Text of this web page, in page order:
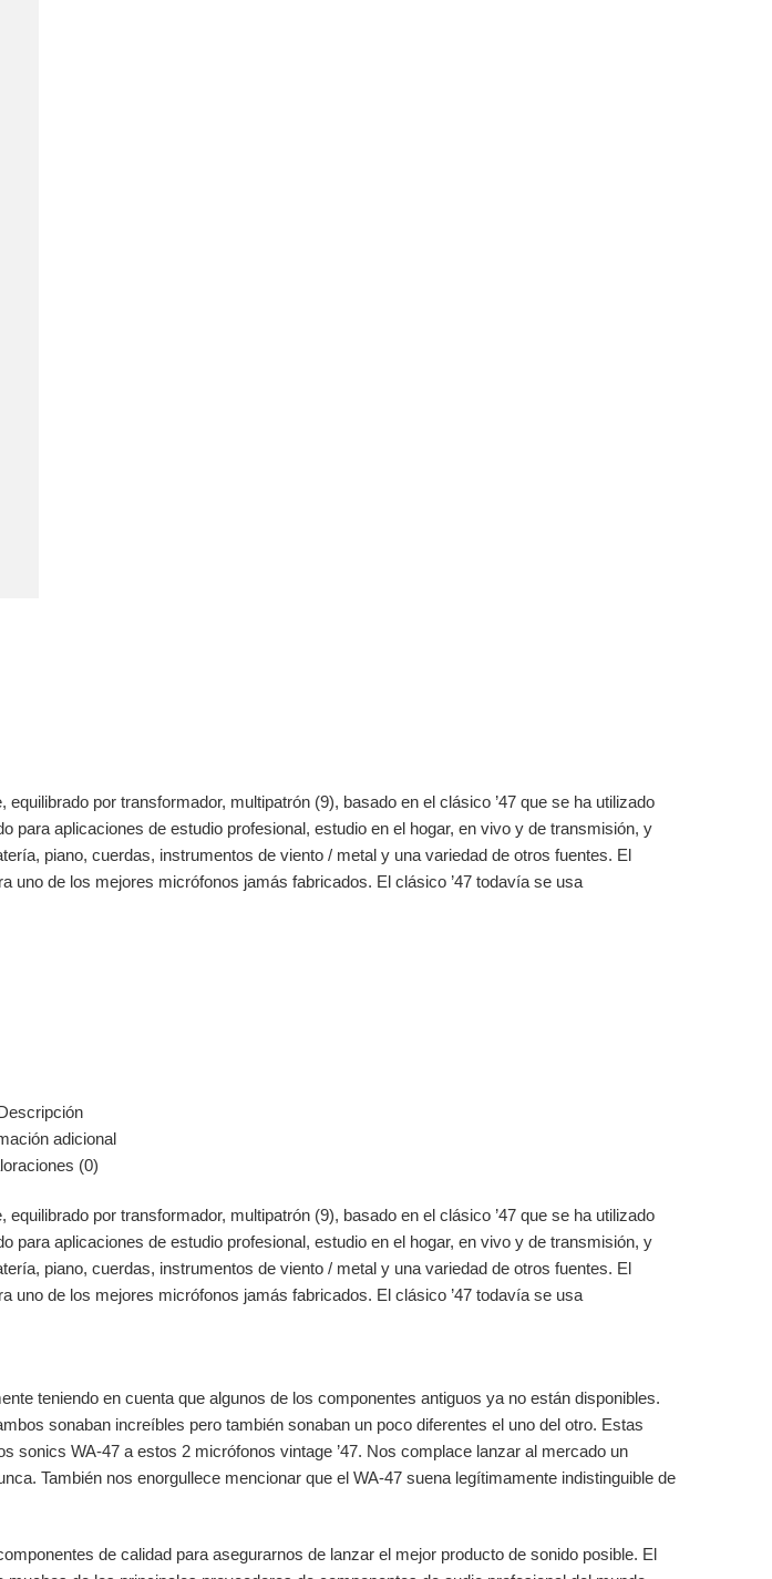
por transformador, multipatrón (9), basado en el clásico ’47 que se ha utilizado
aplicaciones de estudio profesional, estudio en el hogar, en vivo y de transmisión, y
piano, cuerdas, instrumentos de viento / metal y una variedad de otros fuentes. El
uno de los mejores micrófonos jamás fabricados. El clásico ’47 todavía se usa
adicional
(0)
por transformador, multipatrón (9), basado en el clásico ’47 que se ha utilizado
aplicaciones de estudio profesional, estudio en el hogar, en vivo y de transmisión, y
piano, cuerdas, instrumentos de viento / metal y una variedad de otros fuentes. El
uno de los mejores micrófonos jamás fabricados. El clásico ’47 todavía se usa
teniendo en cuenta que algunos de los componentes antiguos ya no están disponibles.
sonaban increíbles pero también sonaban un poco diferentes el uno del otro. Estas
sonics WA-47 a estos 2 micrófonos vintage ’47. Nos complace lanzar al mercado un
También nos enorgullece mencionar que el WA-47 suena legítimamente indistinguible de
de calidad para asegurarnos de lanzar el mejor producto de sonido posible. El